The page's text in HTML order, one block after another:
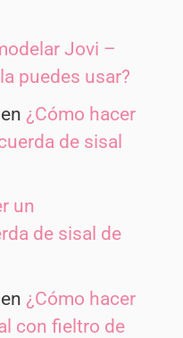
Jovi –
puedes usar?
en ¿Cómo hacer
de sisal
un
de sisal de
en ¿Cómo hacer
con fieltro de